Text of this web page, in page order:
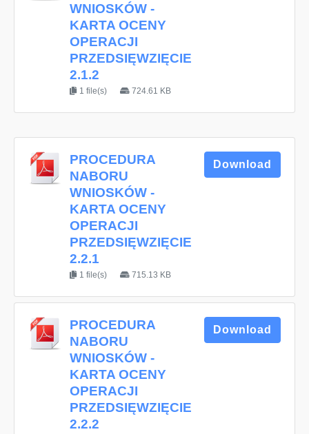
WNIOSKÓW -
KARTA OCENY
OPERACJI
PRZEDSIĘWZIĘCIE
2.1.2
1 file(s) 724.61 KB
PROCEDURA
NABORU
WNIOSKÓW -
KARTA OCENY
OPERACJI
PRZEDSIĘWZIĘCIE
2.2.1
1 file(s) 715.13 KB
Download
PROCEDURA
NABORU
WNIOSKÓW -
KARTA OCENY
OPERACJI
PRZEDSIĘWZIĘCIE
2.2.2
Download